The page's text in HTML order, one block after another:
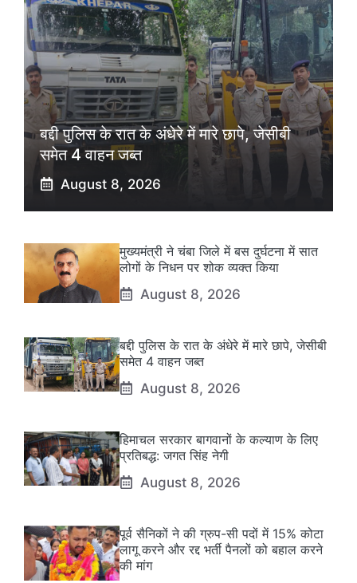
बद्दी पुलिस के रात के अंधेरे में मारे छापे, जेसीबी
समेत 4 वाहन जब्त
August 8, 2026
मुख्यमंत्री ने चंबा जिले में बस दुर्घटना में सात
लोगों के निधन पर शोक व्यक्त किया
August 8, 2026
बद्दी पुलिस के रात के अंधेरे में मारे छापे, जेसीबी
समेत 4 वाहन जब्त
August 8, 2026
हिमाचल सरकार बागवानों के कल्याण के लिए
प्रतिबद्ध: जगत सिंह नेगी
August 8, 2026
पूर्व सैनिकों ने की ग्रुप-सी पदों में 15% कोटा
लागू करने और रद्द भर्ती पैनलों को बहाल करने
की मांग